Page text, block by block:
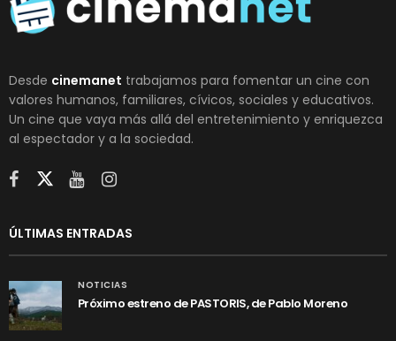
Desde cinemanet trabajamos para fomentar un cine con
valores humanos, familiares, cívicos, sociales y educativos.
Un cine que vaya más allá del entretenimiento y enriquezca
al espectador y a la sociedad.
ÚLTIMAS ENTRADAS
NOTICIAS
Próximo estreno de PASTORIS, de Pablo Moreno